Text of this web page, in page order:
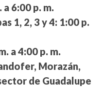
a 6:00 p. m.
1, 2, 3 y 4: 1:00 p.
a 4:00 p. m.
Morazán,
de Guadalupe